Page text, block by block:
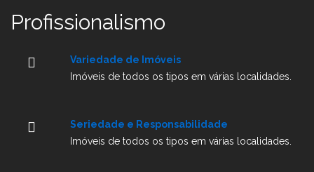
Profissionalismo
Variedade de Imóveis
Imóveis de todos os tipos em várias localidades.
Seriedade e Responsabilidade
Imóveis de todos os tipos em várias localidades.